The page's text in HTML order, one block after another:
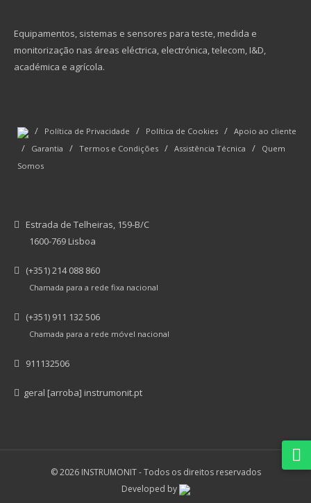
Equipamentos, sistemas e sensores para teste, medida e
monitorização nas áreas eléctrica, electrónica, telecom, I&D,
académica e agrícola.
/ Política de Privacidade / Política de Cookies / Apoio ao cliente
/ Garantia / Termos e Condições / Assistência Técnica /
Quem
Somos
Estrada de Telheiras, 159-B/C
1600-769 Lisboa
(+351) 214 088 860
Chamada para a rede fixa nacional
(+351) 911 132 506
Chamada para a rede móvel nacional
911132506
geral [arroba] instrumonit.pt
© 2026 INSTRUMONIT -Todos os direitos reservados
Developed by